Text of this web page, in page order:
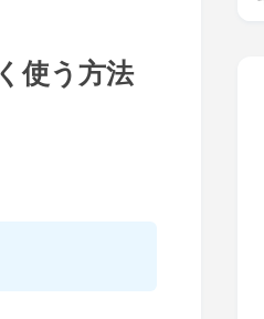
使う方法